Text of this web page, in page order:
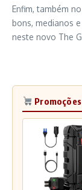
Enfim, também
bons, medianos
neste novo The